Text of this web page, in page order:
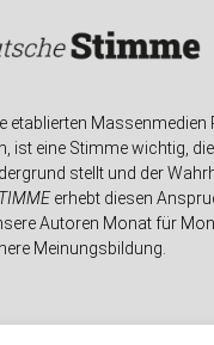
etablierten
ist eine Stimme wichtig,
stellt und der
erhebt diesen
Autoren Monat für
Meinungsbildung.